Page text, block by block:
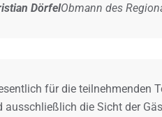
DörfelObmann des
für die teilnehmenden
ausschließlich die Sicht der